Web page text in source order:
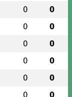
0 0
0 0
0 0
0 0
0 0
0 0